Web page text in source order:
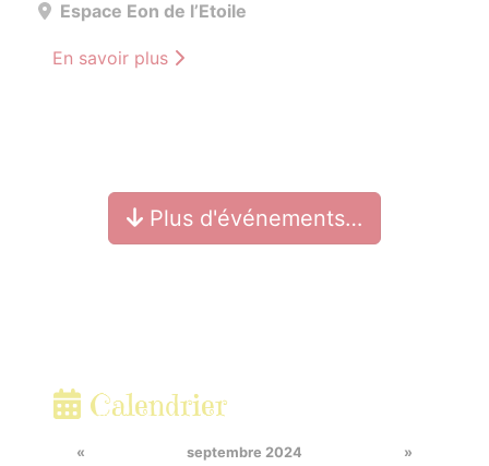
Espace Eon de l’Etoile
En savoir plus
Plus d'événements…
Calendrier
« septembre 2024
»